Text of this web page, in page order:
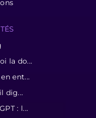
la do...
ent...
dig...
: l...